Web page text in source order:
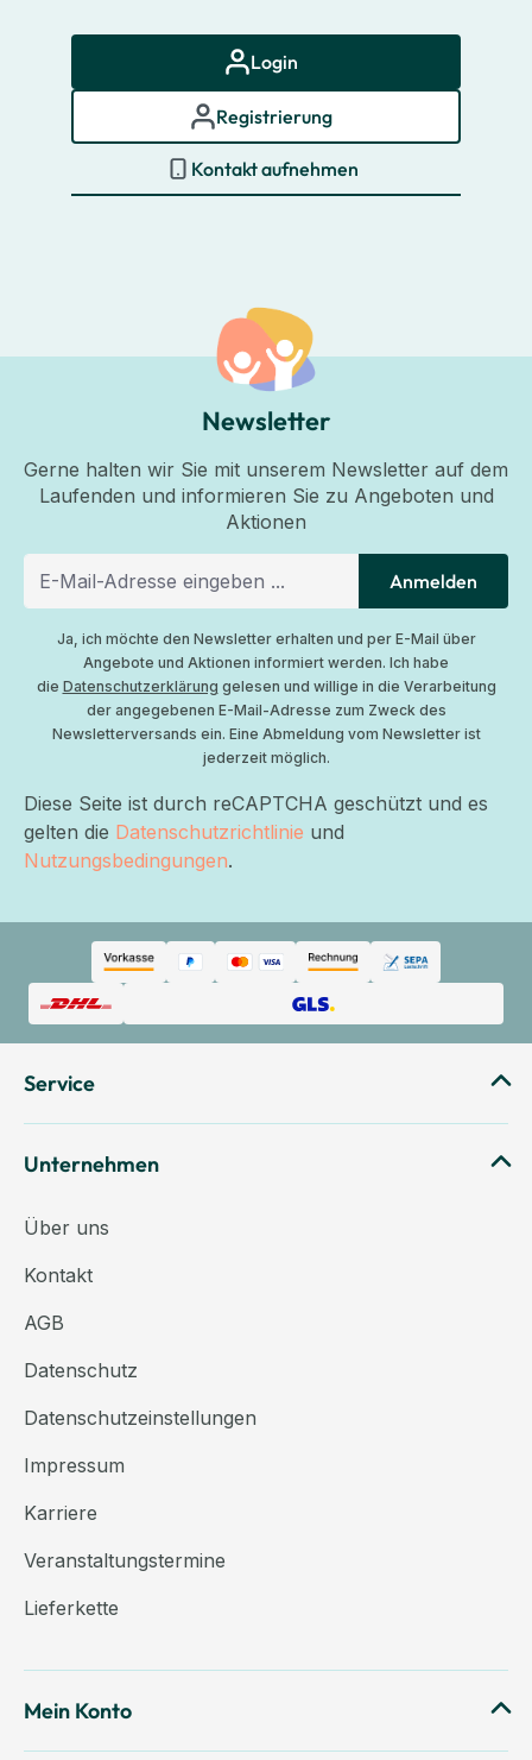
Login
Registrierung
Kontakt aufnehmen
Newsletter
Gerne halten wir Sie mit unserem Newsletter auf dem
Laufenden und informieren Sie zu Angeboten und
Aktionen
Anmelden
Ja, ich möchte den Newsletter erhalten und per E-Mail über
Angebote und Aktionen informiert werden. Ich habe
die Datenschutzerklärung gelesen und willige in die Verarbeitung
der angegebenen E-Mail-Adresse zum Zweck des
Newsletterversands ein. Eine Abmeldung vom Newsletter ist
jederzeit möglich.
Diese Seite ist durch reCAPTCHA geschützt und es
gelten die Datenschutzrichtlinie und
Nutzungsbedingungen.
Service
Unternehmen
Über uns
Kontakt
AGB
Datenschutz
Datenschutzeinstellungen
Impressum
Karriere
Veranstaltungstermine
Lieferkette
Mein Konto